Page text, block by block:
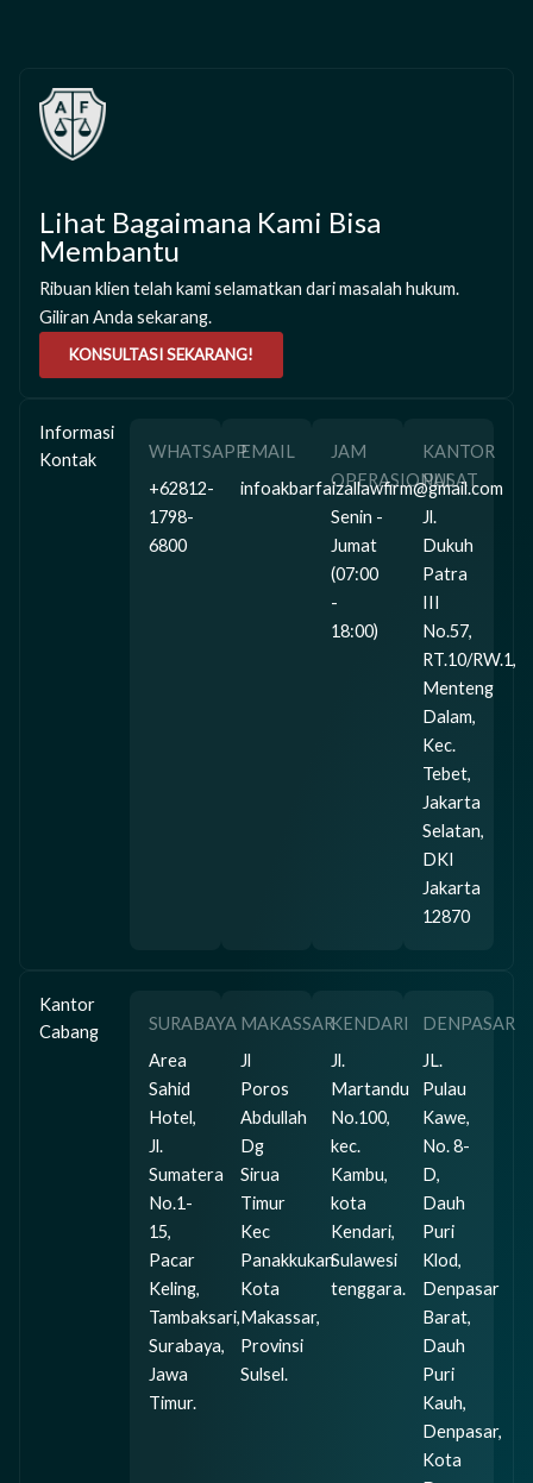
Lihat Bagaimana Kami Bisa
Membantu
Ribuan klien telah kami selamatkan dari masalah hukum.
Giliran Anda sekarang.
KONSULTASI SEKARANG!
Informasi
Kontak
WHATSAPP
+62812-
1798-
6800
EMAIL
infoakbarfaizallawfirm@gmail.com
JAM
OPERASIONAL
Senin -
Jumat
(07:00
-
18:00)
KANTOR
PUSAT
Jl.
Dukuh
Patra
III
No.57,
RT.10/RW.1,
Menteng
Dalam,
Kec.
Tebet,
Jakarta
Selatan,
DKI
Jakarta
12870
Kantor
Cabang
SURABAYA
Area
Sahid
Hotel,
Jl.
Sumatera
No.1-
15,
Pacar
Keling,
Tambaksari,
Surabaya,
Jawa
Timur.
MAKASSAR
Jl
Poros
Abdullah
Dg
Sirua
Timur
Kec
Panakkukan
Kota
Makassar,
Provinsi
Sulsel.
KENDARI
Jl.
Martandu
No.100,
kec.
Kambu,
kota
Kendari,
Sulawesi
tenggara.
DENPASAR
JL.
Pulau
Kawe,
No. 8-
D,
Dauh
Puri
Klod,
Denpasar
Barat,
Dauh
Puri
Kauh,
Denpasar,
Kota